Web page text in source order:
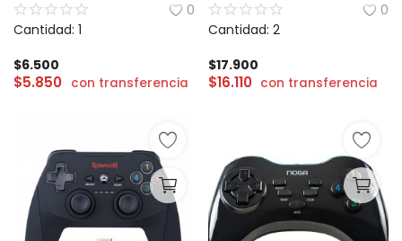
0
Cantidad: 1
$6.500
$5.850 con transferencia
0
Cantidad: 2
$17.900
$16.110 con transferencia